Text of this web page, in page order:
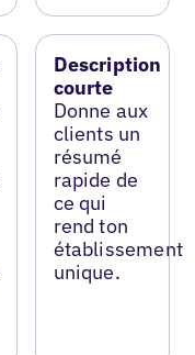
Description
courte
Donne aux
clients un
résumé
rapide de
ce qui
rend ton
établissement
unique.